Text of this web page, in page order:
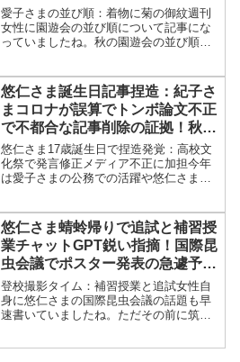
目ポイント
愛子さまの並び順：着物に菊の御紋週刊
女性に園遊会の並び順について記事にな
っていましたね。秋の園遊会の並び順で
ね。今年の園遊会はフルネームで記載と
いうことでこれまで招待者の...
悠仁さま誕生日記事捏造：紀子さ
まコロナが誤算でトンボ論文不正
で不都合な記事削除の証拠！秋篠
宮さま・鹿児島高校生の言葉を悠
仁様の発言で爆笑
悠仁さま17歳誕生日で捏造発覚：高校文
化祭で発言修正メディア不正に加担今年
は愛子さまの公務での活躍や悠仁さまの
事に不正改竄がされているのを発見しま
した。こないだ佳子さま...
悠仁さま蜻蛉帰りで追試と補習授
業チャットGPT鋭い指摘！国際昆
虫会議でポスター発表の急遽予定
変更で反対署名も特別扱いの裏側
登校撮影タイム：補習授業と追試女性自
身に悠仁さまの国際昆虫会議の話題も早
速書いていましたね。ただその前に筑波